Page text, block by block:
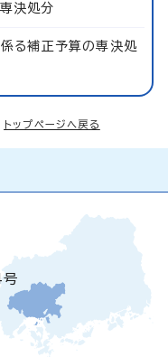
決処分
る補正予算の専決処
トップページへ戻る